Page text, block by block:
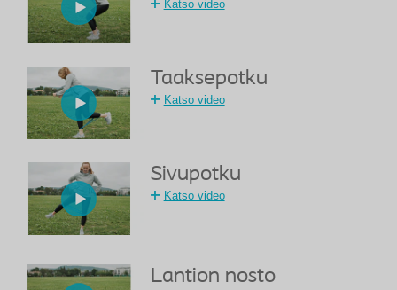
Katso video
Taaksepotku
Katso video
Sivupotku
Katso video
Lantion nosto